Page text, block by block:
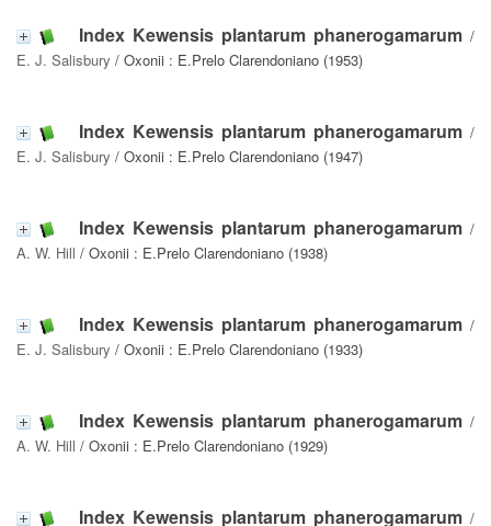
Index Kewensis plantarum phanerogamarum /
E. J. Salisbury / Oxonii : E.Prelo Clarendoniano (1953)
Index Kewensis plantarum phanerogamarum /
E. J. Salisbury / Oxonii : E.Prelo Clarendoniano (1947)
Index Kewensis plantarum phanerogamarum /
A. W. Hill / Oxonii : E.Prelo Clarendoniano (1938)
Index Kewensis plantarum phanerogamarum /
E. J. Salisbury / Oxonii : E.Prelo Clarendoniano (1933)
Index Kewensis plantarum phanerogamarum /
A. W. Hill / Oxonii : E.Prelo Clarendoniano (1929)
Index Kewensis plantarum phanerogamarum /